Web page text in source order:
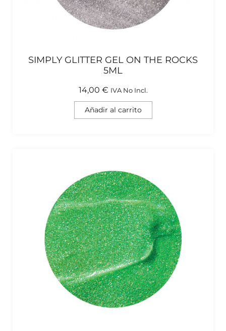
SIMPLY GLITTER GEL ON THE ROCKS
5ML
14,00 € IVA No Incl.
Añadir al carrito